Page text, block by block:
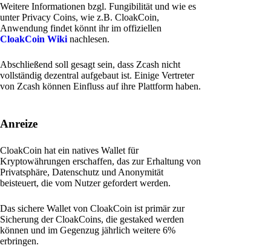
Weitere Informationen bzgl. Fungibilität und wie es
unter Privacy Coins, wie z.B. CloakCoin,
Anwendung findet könnt ihr im offiziellen
CloakCoin Wiki nachlesen.
Abschließend soll gesagt sein, dass Zcash nicht
vollständig dezentral aufgebaut ist. Einige Vertreter
von Zcash können Einfluss auf ihre Plattform haben.
Anreize
CloakCoin hat ein natives Wallet für
Kryptowährungen erschaffen, das zur Erhaltung von
Privatsphäre, Datenschutz und Anonymität
beisteuert, die vom Nutzer gefordert werden.
Das sichere Wallet von CloakCoin ist primär zur
Sicherung der CloakCoins, die gestaked werden
können und im Gegenzug jährlich weitere 6%
erbringen.